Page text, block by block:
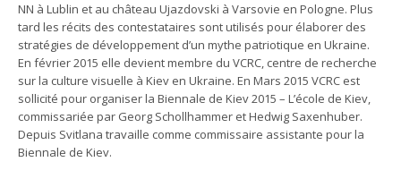
NN à Lublin et au château Ujazdovski à Varsovie en Pologne. Plus
tard les récits des contestataires sont utilisés pour élaborer des
stratégies de développement d’un mythe patriotique en Ukraine.
En février 2015 elle devient membre du VCRC, centre de recherche
sur la culture visuelle à Kiev en Ukraine. En Mars 2015 VCRC est
sollicité pour organiser la Biennale de Kiev 2015 – L’école de Kiev,
commissariée par Georg Schollhammer et Hedwig Saxenhuber.
Depuis Svitlana travaille comme commissaire assistante pour la
Biennale de Kiev.